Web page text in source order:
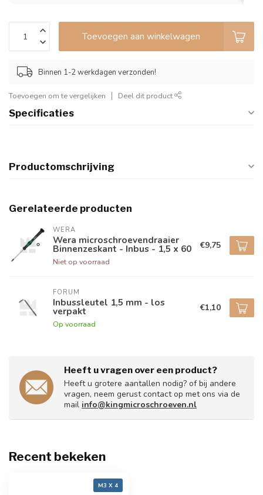
Toevoegen aan winkelwagen
Binnen 1-2 werkdagen verzonden!
Toevoegen om te vergelijken Deel dit product
Specificaties
Productomschrijving
Gerelateerde producten
WERA
Wera microschroevendraaier
Binnenzeskant - Inbus - 1,5 x 60
Niet op voorraad
€9,75
FORUM
Inbussleutel 1,5 mm - los
verpakt
Op voorraad
€1,10
Heeft u vragen over een product?
Heeft u grotere aantallen nodig? of bij andere
vragen, neem gerust contact op met ons via de
mail info@kingmicroschroeven.nl
Recent bekeken
M3 X 4